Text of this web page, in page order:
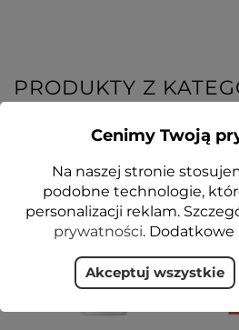
PRODUKTY Z
Cenimy Twoją
Na naszej stronie
podobne technologie,
personalizacji reklam.
prywatności.
Akceptuj wszystkie